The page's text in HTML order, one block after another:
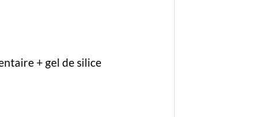
+ gel de silice